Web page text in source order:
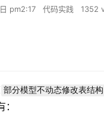
pm2:17 代码实践 1352
部分模型不动态修改表结